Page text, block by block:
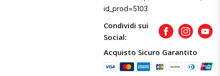
id_prod=5103
Condividi sui
Social:
FacebookInstagram
Acquisto Sicuro Garantito